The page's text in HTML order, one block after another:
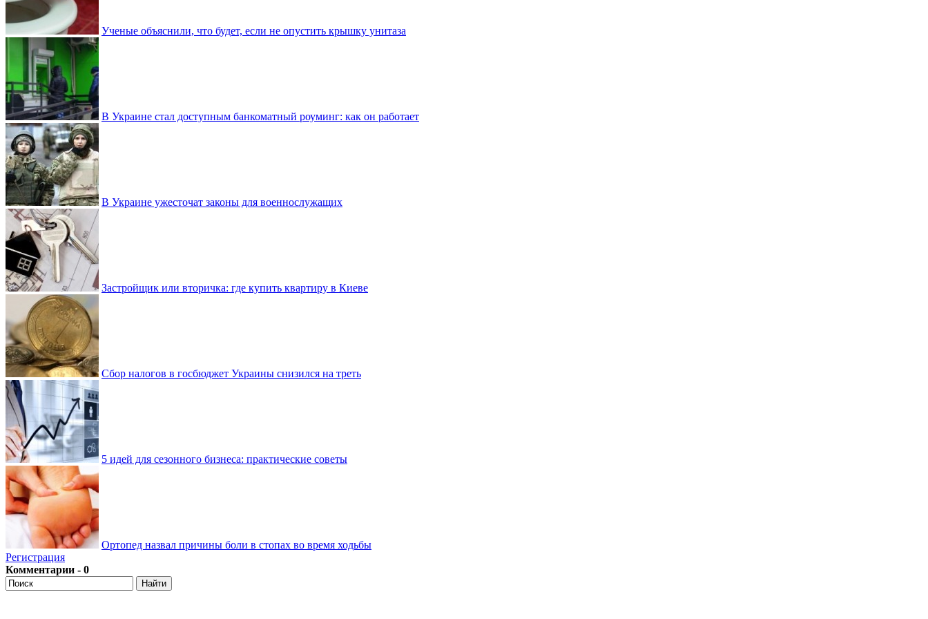
Ученые объяснили, что будет, если не опустить крышку унитаза
В Украине стал доступным банкоматный роуминг: как он работает
В Украине ужесточат законы для военнослужащих
Застройщик или вторичка: где купить квартиру в Киеве
Сбор налогов в госбюджет Украины снизился на треть
5 идей для сезонного бизнеса: практические советы
Ортопед назвал причины боли в стопах во время ходьбы
Регистрация
Комментарии - 0